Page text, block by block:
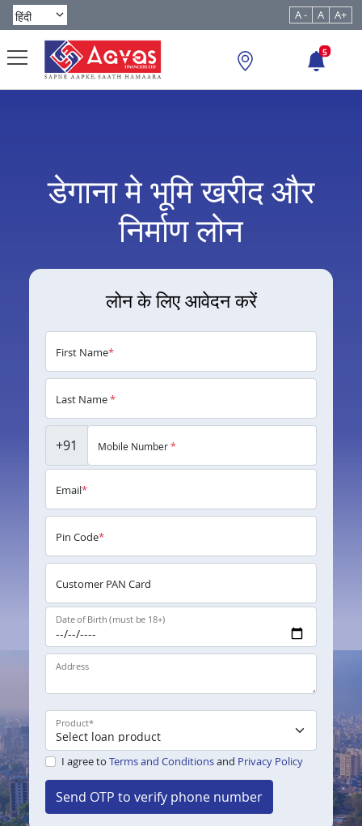
A - A A+
5
डेगाना मे भूमि खरीद और
निर्माण लोन
लोन के लिए आवेदन करें
First Name*
Last Name*
+91 Mobile Number*
Email*
Pin Code*
Customer PAN Card
Date of Birth (must be 18+)
Address
Product*
I agree to Terms and Conditionsand Privacy Policy
Send OTP to verify phone number